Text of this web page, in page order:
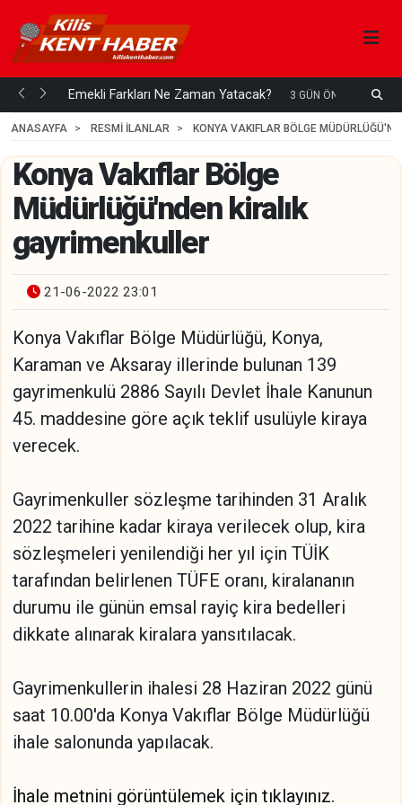
mi... Emekli Farkları Ne Zaman Yatacak? 3 GÜN ÖNCE
ANASAYFA
RESMİ İLANLAR KONYA VAKIFLAR BÖLGE
Konya Vakıflar Bölge
Müdürlüğü'nden kiralık
gayrimenkuller
21-06-2022 23:01
Konya Vakıflar Bölge Müdürlüğü, Konya,
Karaman ve Aksaray illerinde bulunan 139
gayrimenkulü 2886 Sayılı Devlet İhale Kanunun
45. maddesine göre açık teklif usulüyle kiraya
verecek.
Gayrimenkuller sözleşme tarihinden 31 Aralık
2022 tarihine kadar kiraya verilecek olup, kira
sözleşmeleri yenilendiği her yıl için TÜİK
tarafından belirlenen TÜFE oranı, kiralananın
durumu ile günün emsal rayiç kira bedelleri
dikkate alınarak kiralara yansıtılacak.
Gayrimenkullerin ihalesi 28 Haziran 2022 günü
saat 10.00'da Konya Vakıflar Bölge Müdürlüğü
ihale salonunda yapılacak.
İhale metnini görüntülemek için tıklayınız.